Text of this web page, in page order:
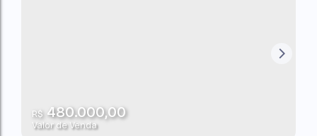
R$480.000,00
Valor de Venda